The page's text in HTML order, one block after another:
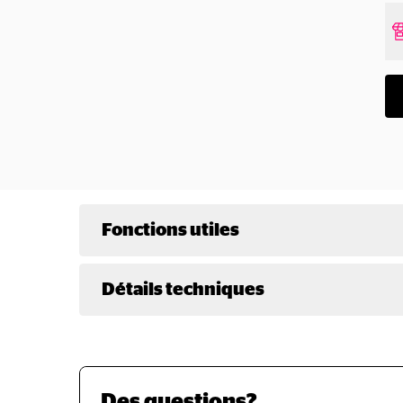
Fonctions utiles
Détails techniques